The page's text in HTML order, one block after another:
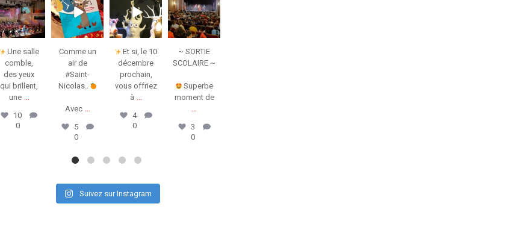
Fév 2
Une salle
comble,
des yeux
qui brillent,
une ...
10
0
Déc 3
Comme un
air de
#Saint-
Nicolas..
Avec ...
5
0
Déc 2
Et si, le 10
décembre
prochain,
vous offriez
à ...
4
0
Nov 6
~ SORTIE
SCOLAIRE ~
Superbe
moment de
...
3
0
Suivez sur Instagram